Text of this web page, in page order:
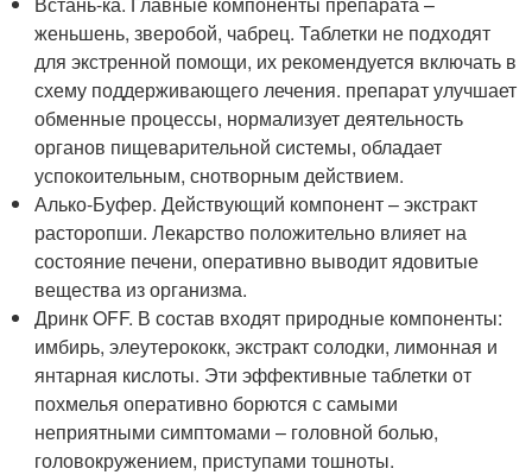
женьшень, зверобой, чабрец. Таблетки не подходят
для экстренной помощи, их рекомендуется включать в
схему поддерживающего лечения. препарат улучшает
обменные процессы, нормализует деятельность
органов пищеварительной системы, обладает
успокоительным, снотворным действием.
Алько-Буфер. Действующий компонент – экстракт
расторопши. Лекарство положительно влияет на
состояние печени, оперативно выводит ядовитые
вещества из организма.
Дринк OFF. В состав входят природные компоненты:
имбирь, элеутерококк, экстракт солодки, лимонная и
янтарная кислоты. Эти эффективные таблетки от
похмелья оперативно борются с самыми
неприятными симптомами – головной болью,
головокружением, приступами тошноты.